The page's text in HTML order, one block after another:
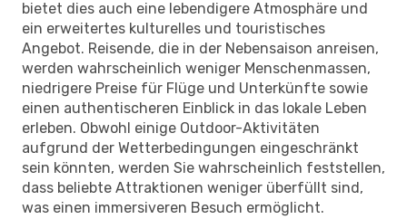
bietet dies auch eine lebendigere Atmosphäre und
ein erweitertes kulturelles und touristisches
Angebot. Reisende, die in der Nebensaison anreisen,
werden wahrscheinlich weniger Menschenmassen,
niedrigere Preise für Flüge und Unterkünfte sowie
einen authentischeren Einblick in das lokale Leben
erleben. Obwohl einige Outdoor-Aktivitäten
aufgrund der Wetterbedingungen eingeschränkt
sein könnten, werden Sie wahrscheinlich feststellen,
dass beliebte Attraktionen weniger überfüllt sind,
was einen immersiveren Besuch ermöglicht.